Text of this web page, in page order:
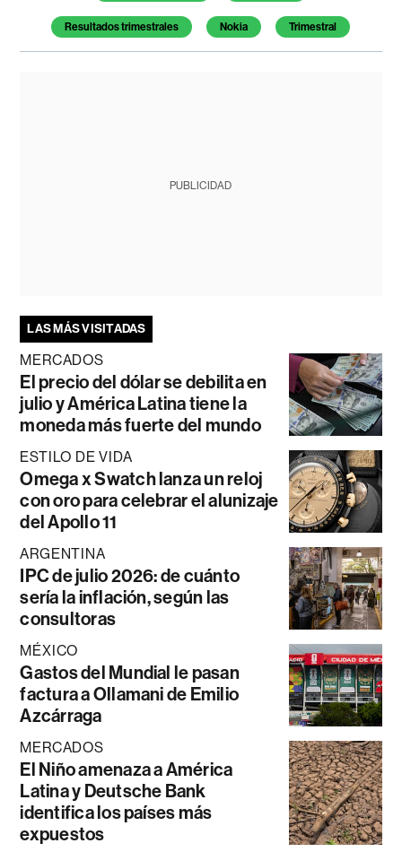
Resultados trimestrales Nokia Trimestral
PUBLICIDAD
LAS MÁS VISITADAS
MERCADOS
El precio del dólar se debilita en
julio y América Latina tiene la
moneda más fuerte del mundo
ESTILO DE VIDA
Omega x Swatch lanza un reloj
con oro para celebrar el alunizaje
del Apollo 11
ARGENTINA
IPC de julio 2026: de cuánto
sería la inflación, según las
consultoras
MÉXICO
Gastos del Mundial le pasan
factura a Ollamani de Emilio
Azcárraga
MERCADOS
El Niño amenaza a América
Latina y Deutsche Bank
identifica los países más
expuestos